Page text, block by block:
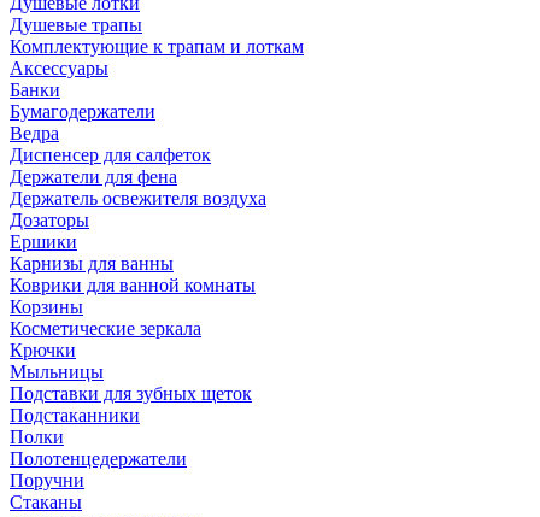
Душевые трапы
Комплектующие к трапам и лоткам
Аксессуары
Банки
Бумагодержатели
Ведра
Диспенсер для салфеток
Держатели для фена
Держатель освежителя воздуха
Дозаторы
Ершики
Карнизы для ванны
Коврики для ванной комнаты
Корзины
Косметические зеркала
Крючки
Мыльницы
Подставки для зубных щеток
Подстаканники
Полки
Полотенцедержатели
Поручни
Стаканы